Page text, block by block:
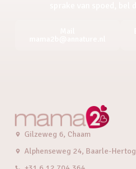
Gilzeweg 6, Chaam
Alphenseweg 24, Baarle-Hertog